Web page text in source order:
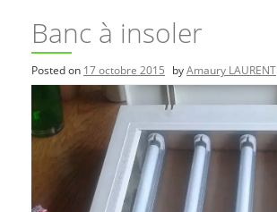
Banc à insoler
Posted on 17 octobre 2015 byAmaury LAURENT